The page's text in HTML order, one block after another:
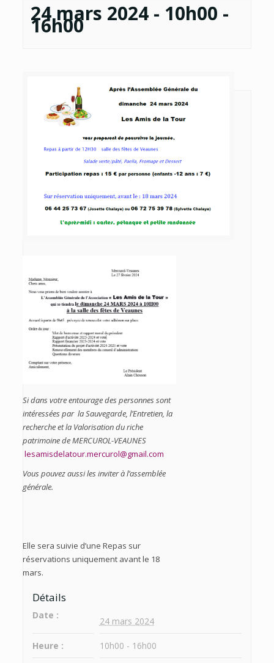
24 mars 2024 - 10h00 -
16h00
Si dans votre entourage des personnes sont
intéressées par la Sauvegarde, l’Entretien, la
recherche et la Valorisation du riche
patrimoine de MERCUROL-VEAUNES
lesamisdelatour.mercurol@gmail.com
Vous pouvez aussi les inviter à l’assemblée
générale.
Elle sera suivie d’une Repas sur
réservations uniquement avant le 18
mars.
Détails
Date :
24 mars 2024
Heure : 10h00 - 16h00